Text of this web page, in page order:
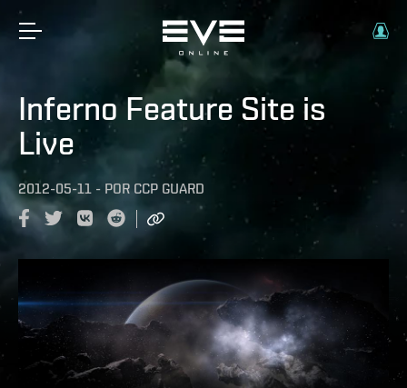
Inferno Feature Site is
Live
2012-05-11 - POR CCP GUARD